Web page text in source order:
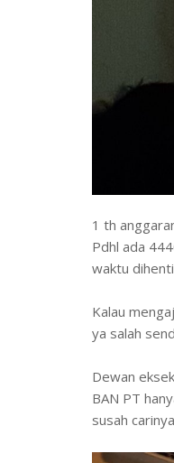
1 th
Pdhl ada
waktu
Kalau
ya salah
Dewan
BAN PT
susah